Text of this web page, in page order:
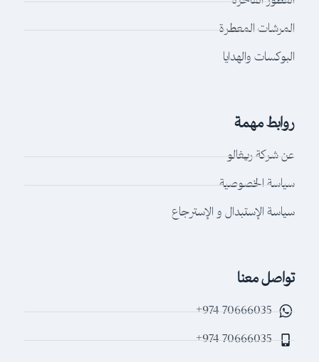
المرشات المعطرة
البوكسات والهدايا
روابط مهمة
عن شركة ريغالو
سياسة الخصوصية
سياسة الإستبدال و الإسترجاع
تواصل معنا
70666035 974+
70666035 974+